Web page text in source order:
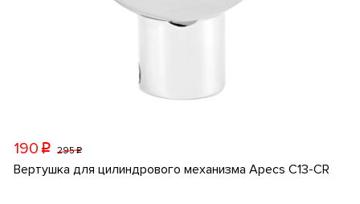
190 p 295p
Вертушка для цилиндрового механизма Apecs C13-CR